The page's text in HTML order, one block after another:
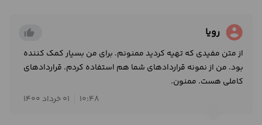
account_circle رویا thumb_up_alt
از متن مفیدی که تهیه کردید ممنونم. برای من بسیار کمک کننده
بود. من از نمونه قراردادهای شما هم استفاده کردم. قراردادهای
کاملی هست. ممنون.
10:48
01 خرداد 1400